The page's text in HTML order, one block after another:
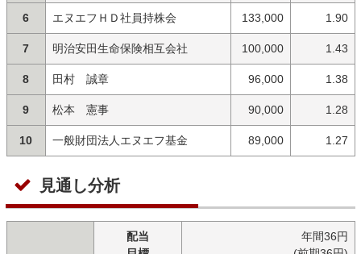
6 エヌエフＨＤ社員持株会 133,000 1.90
7 明治安田生命保険相互会社 100,000 1.43
8 田村 誠章 96,000 1.38
9 松本 憲事 90,000 1.28
10 一般財団法人エヌエフ基金 89,000 1.27
見通し分析
配当
年間36円